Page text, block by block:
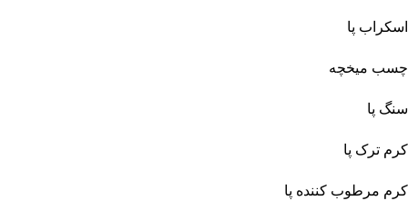
اسکراب پا
چسب میخچه
سنگ پا
کرم ترک پا
کرم مرطوب کننده پا